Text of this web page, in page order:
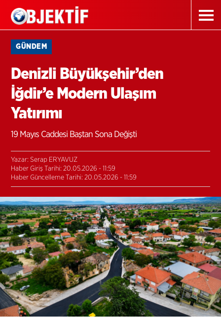
GÜNDEM
Denizli Büyükşehir’den
İğdir’e Modern Ulaşım
Yatırımı
19 Mayıs Caddesi Baştan Sona Değişti
Yazar: Serap ERYAVUZ
Haber Giriş Tarihi: 20.05.2026 - 11:59
Haber Güncelleme Tarihi: 20.05.2026 - 11:59